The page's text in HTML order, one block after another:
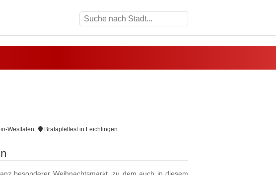
Westfalen Bratapfelfest in Leichlingen